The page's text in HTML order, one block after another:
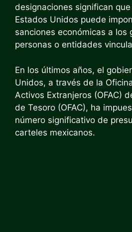
designaciones significan
Estados Unidos puede
sanciones económicas a los
personas o entidades
En los últimos años, el
Unidos, a través de la
Activos Extranjeros (OFAC)
de Tesoro (OFAC), ha
número significativo de
carteles mexicanos.